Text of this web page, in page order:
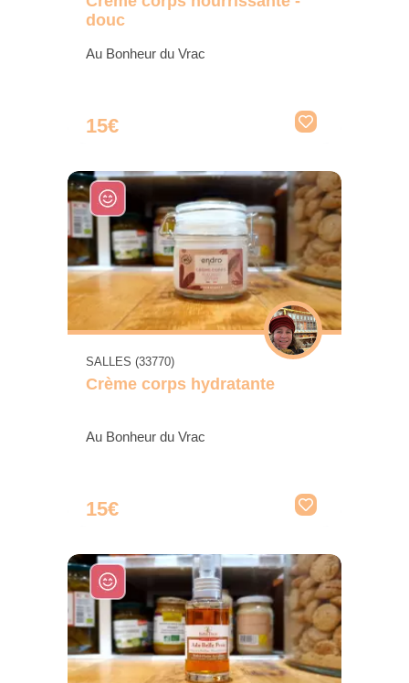
douc
Au Bonheur du Vrac
15€
SALLES (33770)
Crème corps hydratante
Au Bonheur du Vrac
15€